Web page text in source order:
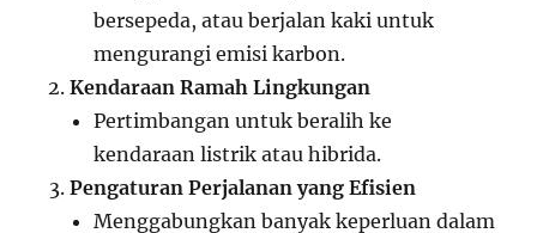
bersepeda, atau berjalan kaki untuk
mengurangi emisi karbon.
Kendaraan Ramah Lingkungan
Pertimbangan untuk beralih ke
kendaraan listrik atau hibrida.
Pengaturan Perjalanan yang Efisien
Menggabungkan banyak keperluan dalam